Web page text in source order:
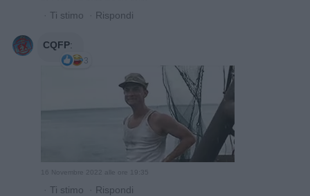
· Ti stimo · Rispondi
CQFP:
3
16 Novembre 2022 alle ore 19:35
· Ti stimo · Rispondi